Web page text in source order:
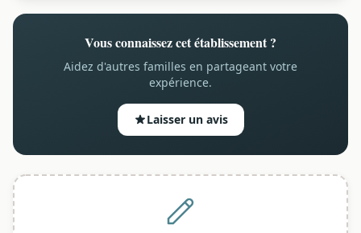
Vous connaissez cet établissement ?
Aidez d'autres familles en partageant votre
expérience.
Laisser un avis